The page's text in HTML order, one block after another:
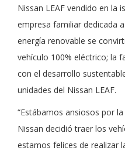
Nissan LEAF vendido en la
empresa familiar dedicada
energía renovable se
vehículo 100% eléctrico; la
con el desarrollo
unidades del Nissan LEAF.
“Estábamos ansiosos por
Nissan decidió traer los
estamos felices de realizar